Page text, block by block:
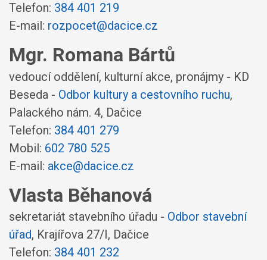
Telefon: 384 401 219
E-mail: rozpocet@dacice.cz
Mgr. Romana Bártů
vedoucí oddělení, kulturní akce, pronájmy - KD
Beseda - Odbor kultury a cestovního ruchu,
Palackého nám. 4, Dačice
Telefon: 384 401 279
Mobil: 602 780 525
E-mail: akce@dacice.cz
Vlasta Běhanová
sekretariát stavebního úřadu - Odbor stavební
úřad, Krajířova 27/I, Dačice
Telefon: 384 401 232